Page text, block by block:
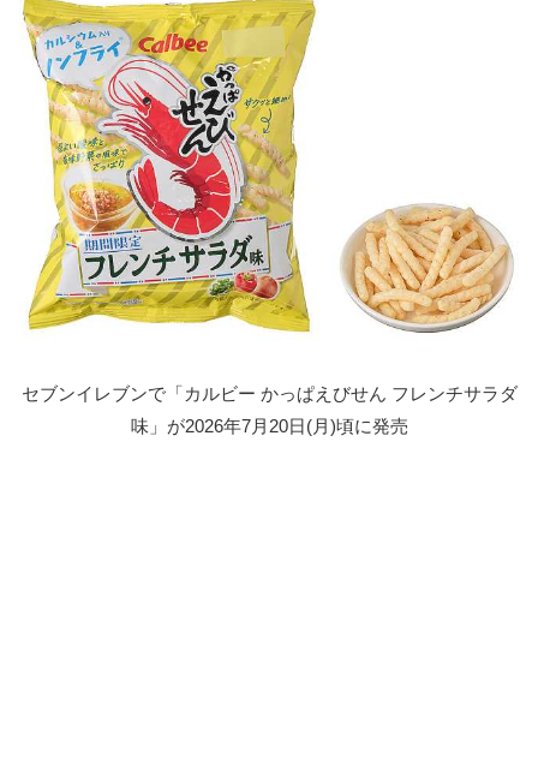
セブンイレブンで「カルビー かっぱえびせん フレンチサラダ
味」が2026年7月20日(月)頃に発売